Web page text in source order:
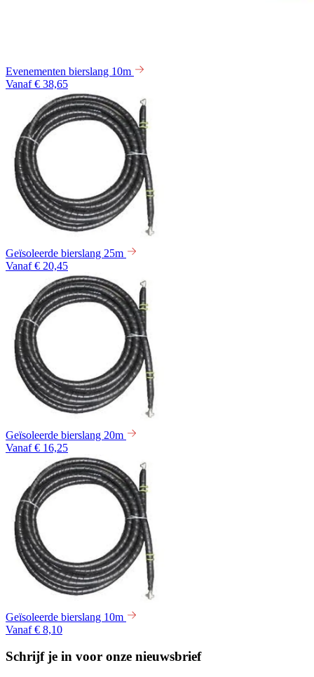
Evenementen bierslang 10m
Vanaf € 38,65
Geïsoleerde bierslang 25m
Vanaf € 20,45
Geïsoleerde bierslang 20m
Vanaf € 16,25
Geïsoleerde bierslang 10m
Vanaf € 8,10
Schrijf je in voor onze nieuwsbrief